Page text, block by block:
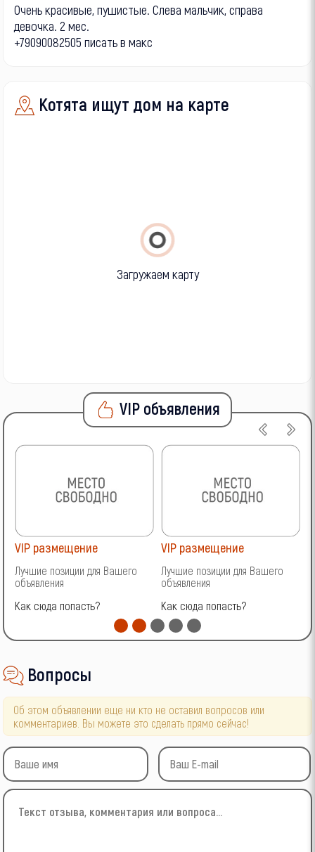
Очень красивые, пушистые. Слева мальчик, справа
девочка. 2 мес.
+79090082505 писать в макс
Котята ищут дом на карте
Загружаем карту
VIP объявления
VIP размещение
Лучшие позиции для Вашего
объявления
Как сюда попасть?
VIP размещение
Лучшие позиции для Вашего
объявления
Как сюда попасть?
Вопросы
Об этом объявлении еще ни кто не оставил вопросов или
комментариев. Вы можете это сделать прямо сейчас!